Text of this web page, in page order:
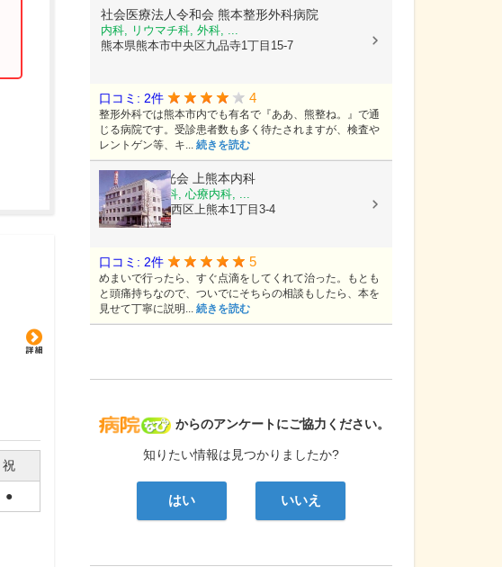
祝
●
病院なび
からのアンケートにご協力ください。
知りたい情報は見つかりましたか?
はい いいえ
社会医療法人令和会 熊本整形外科病院
内科, リウマチ科, 外科, ...
熊本県熊本市中央区九品寺1丁目15-7
口コミ: 2件 4
整形外科では熊本市内でも有名で『ああ、熊整ね。』で通
じる病院です。受診患者数も多く待たされますが、検査や
レントゲン等、キ... 続きを読む
医療法人陽光会 上熊本内科
内科, 神経内科, 心療内科, ...
熊本県熊本市西区上熊本1丁目3-4
口コミ: 2件 5
めまいで行ったら、すぐ点滴をしてくれて治った。もとも
と頭痛持ちなので、ついでにそちらの相談もしたら、本を
見せて丁寧に説明... 続きを読む